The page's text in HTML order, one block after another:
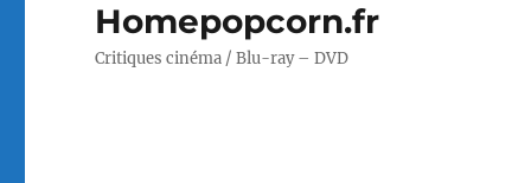
Homepopcorn.fr
Critiques cinéma / Blu-ray – DVD